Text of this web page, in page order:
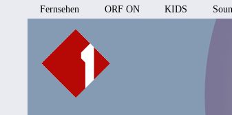
Fernsehen ORF ON KIDS